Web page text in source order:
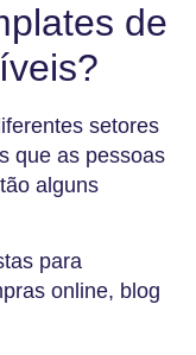
de
setores
que as pessoas
alguns
para
online, blog